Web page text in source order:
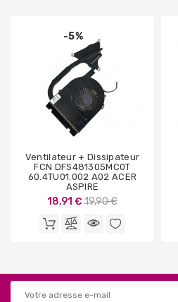
-5%
Ventilateur + Dissipateur
FCN DFS481305MC0T
60.4TU01.002 A02 ACER
ASPIRE
18,91 € Prix
base
19,90 €